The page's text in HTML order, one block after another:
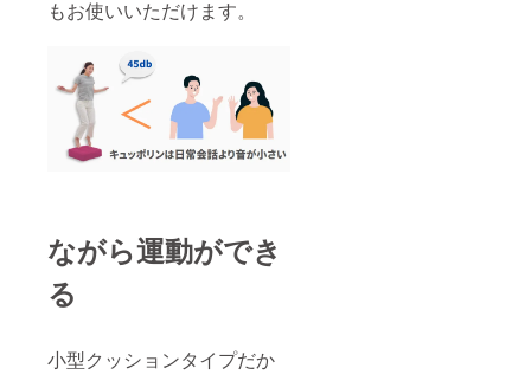
もお使いいただけます。
ながら運動ができ
る
小型クッションタイプだか